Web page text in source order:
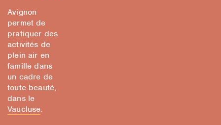
Avignon
permet de
pratiquer des
activités de
plein air en
famille dans
un cadre de
toute beauté,
dans le
Vaucluse.